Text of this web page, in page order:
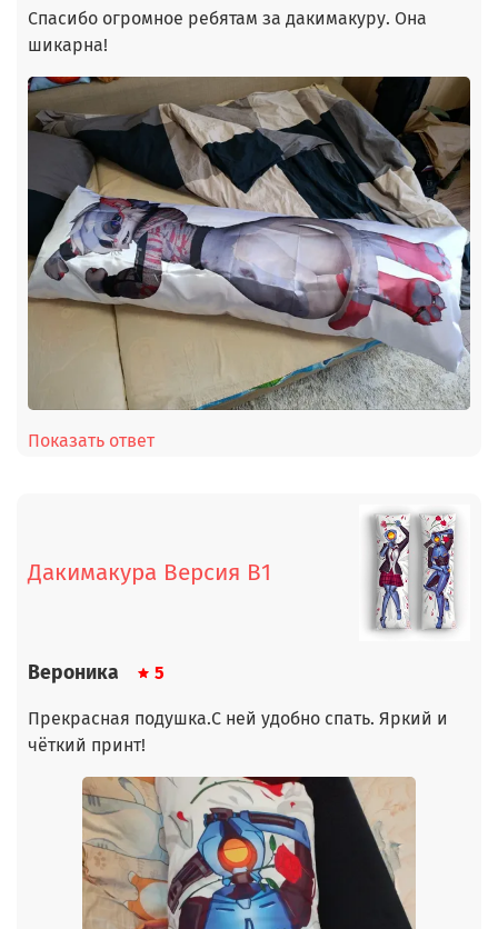
Спасибо огромное ребятам за дакимакуру. Она
шикарна!
Показать ответ
Дакимакура Версия В1
Вероника 5
Прекрасная подушка.С ней удобно спать. Яркий и
чёткий принт!